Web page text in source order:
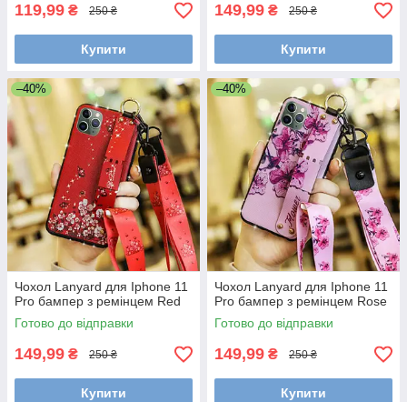
119,99 ₴ 250 ₴
Купити
149,99 ₴ 250 ₴
Купити
–40%
Чохол Lanyard для Iphone 11
Pro бампер з ремінцем Red
Готово до відправки
149,99 ₴ 250 ₴
Купити
–40%
Чохол Lanyard для Iphone 11
Pro бампер з ремінцем Rose
Готово до відправки
149,99 ₴ 250 ₴
Купити